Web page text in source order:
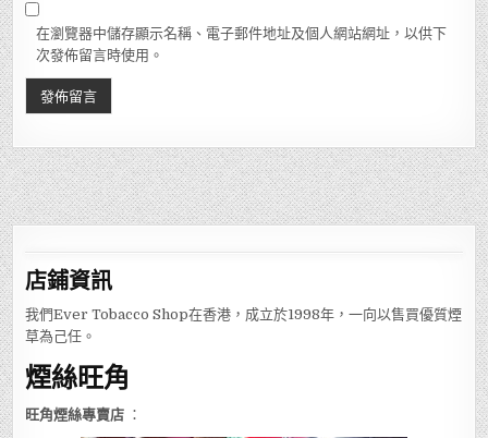
在瀏覽器中儲存顯示名稱、電子郵件地址及個人網站網址，以供下
次發佈留言時使用。
店鋪資訊
我們Ever Tobacco Shop在香港，成立於1998年，一向以售買優質煙
草為己任。
煙絲旺角
旺角煙絲專賣店 ：